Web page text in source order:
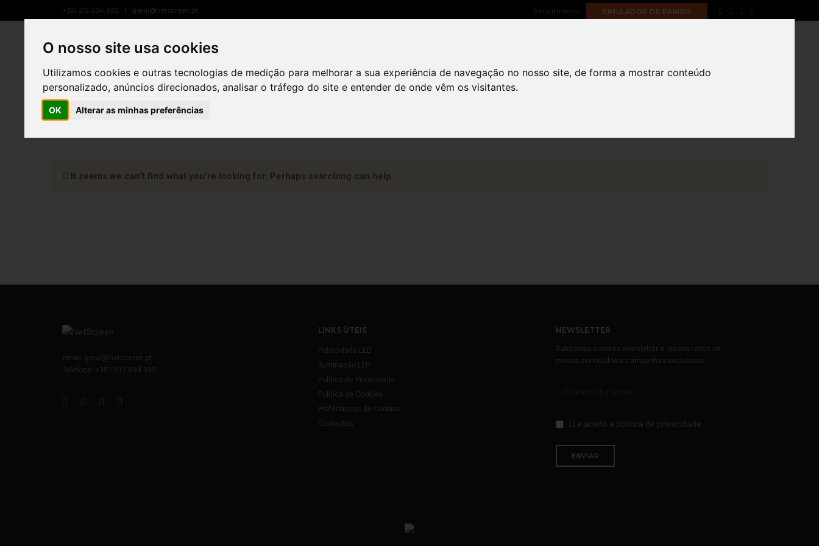
O nosso site usa cookies
Utilizamos cookies e outras tecnologias de medição para melhorar a sua experiência de navegação no nosso site, de forma a mostrar conteúdo
personalizado, anúncios direcionados, analisar o tráfego do site e entender de onde vêm os visitantes.
OK Alterar as minhas preferências
+351 212 694 992 geral@netscreen.pt Recrutamento SIMULADOR DE PAINEIS
It seems we can’t find what you’re looking for. Perhaps searching can help.
Email: geral@netscreen.pt
Telefone:
+351 212 694 992
LINKS ÚTEIS
Publicidade LED
Iluminação LED
Política de Privacidade
Política de Cookies
Preferências de Cookies
Contactos
NEWSLETTER
Subscreva a nossa newsletter e receba todos os
meses conteúdos e campanhas exclusivas
Li e aceito a politica de privacidade